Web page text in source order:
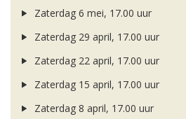
Zaterdag 6 mei, 17.00 uur
Zaterdag 29 april, 17.00 uur
Zaterdag 22 april, 17.00 uur
Zaterdag 15 april, 17.00 uur
Zaterdag 8 april, 17.00 uur